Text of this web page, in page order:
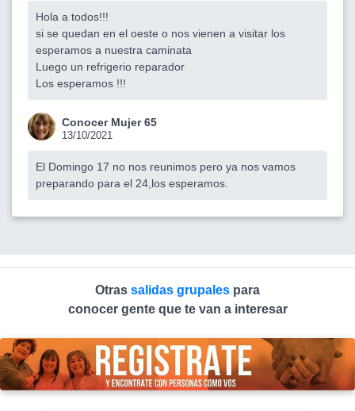
Hola a todos!!!
si se quedan en el oeste o nos vienen a visitar los
esperamos a nuestra caminata
Luego un refrigerio reparador
Los esperamos !!!
Conocer Mujer 65
13/10/2021
El Domingo 17 no nos reunimos pero ya nos vamos
preparando para el 24,los esperamos.
Otras salidas grupales para
conocer gente que te van a interesar